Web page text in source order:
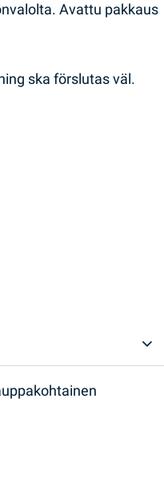
Avattu pakkaus
ska förslutas väl.